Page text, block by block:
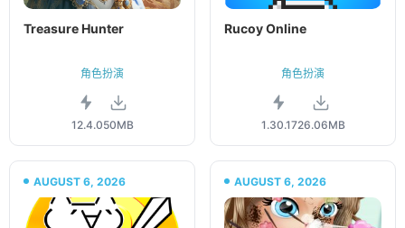
Treasure Hunter
角色扮演
12.4.050MB
Rucoy Online
角色扮演
1.30.1726.06MB
AUGUST 6, 2026 AUGUST 6, 2026